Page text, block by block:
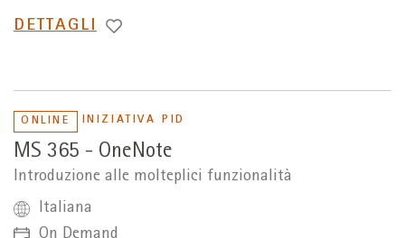
PASSA
DETTAGLI
ONLINE INIZIATIVA PID
MS 365 - OneNote
Introduzione alle molteplici funzionalità
Italiana